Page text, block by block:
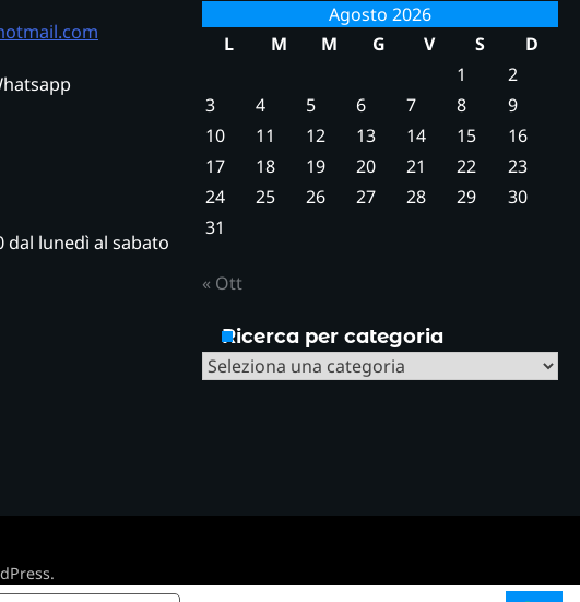
dal lunedì al sabato
Agosto 2026
L
M M G V S
D
1
2
3
4 5 6 7 8
9
10
11 12 13 14 15
16
17
18 19 20 21 22
23
24
25 26 27 28 29
30
31
« Ott
Ricerca per categoria
Ricerca
.